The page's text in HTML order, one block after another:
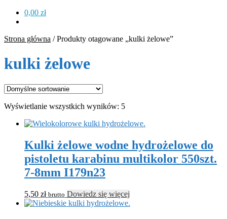
0,00 zł
Strona główna /Produkty otagowane „kulki żelowe”
kulki żelowe
Wyświetlanie wszystkich wyników: 5
Kulki żelowe wodne hydrożelowe do
pistoletu karabinu multikolor 550szt.
7-8mm I179n23
5,50 zł brutto Dowiedz się więcej